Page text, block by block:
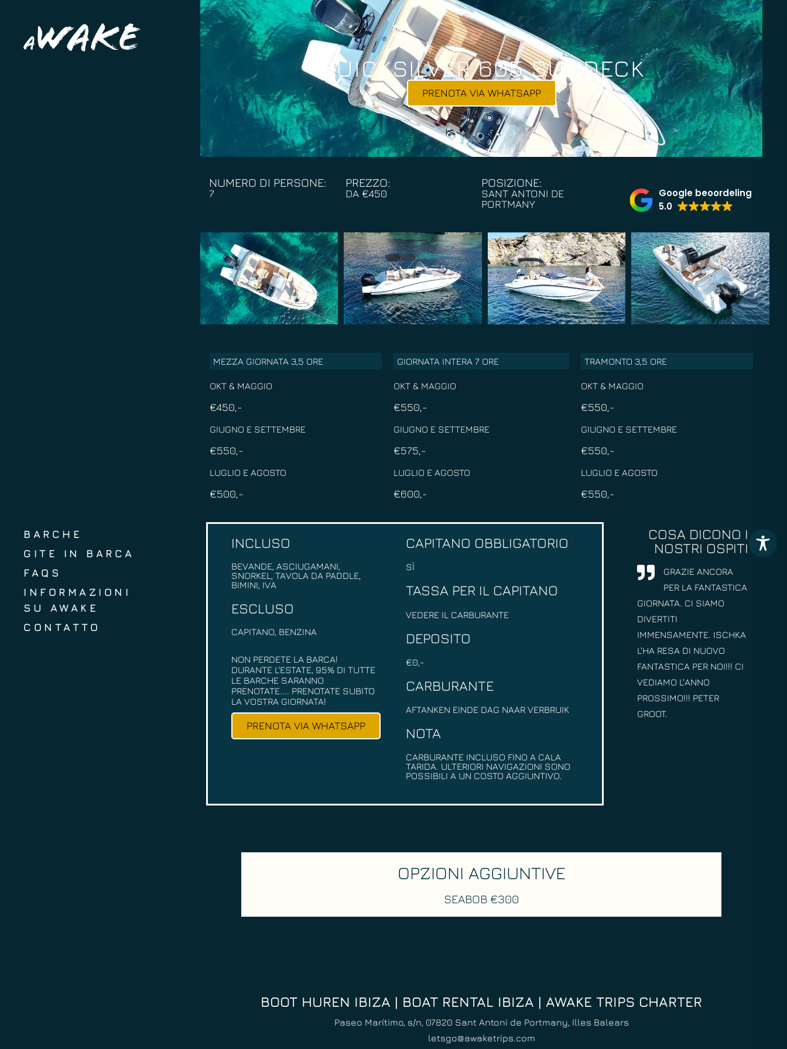
BARCHE
GITE IN BARCA
FAQS
INFORMAZIONI
SU AWAKE
CONTATTO
QUICKSILVER 605 SUNDECK
PRENOTA VIA WHATSAPP
NUMERO DI PERSONE:
7
PREZZO:
DA €450
POSIZIONE:
SANT ANTONI DE
PORTMANY
Google beoordeling
5.0
MEZZA GIORNATA 3,5 ORE
OKT & MAGGIO
€450,-
GIUGNO E SETTEMBRE
€550,-
LUGLIO E AGOSTO
€500,-
GIORNATA INTERA 7 ORE
OKT & MAGGIO
€550,-
GIUGNO E SETTEMBRE
€575,-
LUGLIO E AGOSTO
€600,-
TRAMONTO 3,5 ORE
OKT & MAGGIO
€550,-
GIUGNO E SETTEMBRE
€550,-
LUGLIO E AGOSTO
€550,-
INCLUSO
BEVANDE, ASCIUGAMANI,
SNORKEL, TAVOLA DA PADDLE,
BIMINI, IVA
ESCLUSO
CAPITANO, BENZINA
NON PERDETE LA BARCA!
DURANTE L'ESTATE, 95% DI TUTTE
LE BARCHE SARANNO
PRENOTATE.... PRENOTATE SUBITO
LA VOSTRA GIORNATA!
PRENOTA VIA WHATSAPP
CAPITANO OBBLIGATORIO
SÌ
TASSA PER IL CAPITANO
VEDERE IL CARBURANTE
DEPOSITO
€0,-
CARBURANTE
AFTANKEN EINDE DAG NAAR VERBRUIK
NOTA
CARBURANTE INCLUSO FINO A CALA
TARIDA. ULTERIORI NAVIGAZIONI SONO
POSSIBILI A UN COSTO AGGIUNTIVO.
COSA DICONO I
NOSTRI OSPITI
GRAZIE ANCORA
PER LA FANTASTICA
GIORNATA. CI SIAMO
DIVERTITI
IMMENSAMENTE. ISCHKA
L'HA RESA DI NUOVO
FANTASTICA PER NOI!!! CI
VEDIAMO L'ANNO
PROSSIMO!!! PETER
GROOT.
OPZIONI AGGIUNTIVE
SEABOB €300
BOOT HUREN IBIZA | BOAT RENTAL IBIZA | AWAKE TRIPS CHARTER
Paseo Marítimo, s/n, 07820 Sant Antoni de Portmany, Illes Balears
letsgo@awaketrips.com